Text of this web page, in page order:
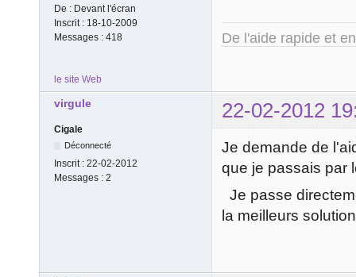
De : Devant l'écran
Inscrit : 18-10-2009
Messages : 418 De l'aide rapide et
le site Web
virgule 22-02-2012
Cigale
Déconnecté
Inscrit : 22-02-2012
Messages : 2
Je demande de
que je passais par
Je passe
la meilleurs